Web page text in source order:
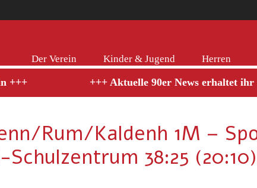
Der Verein Kinder & Jugend Herren
+++ Aktuelle 90er News erhaltet ihr
Rum/Kaldenh 1M –
Schulzentrum 38:25 (20:10)